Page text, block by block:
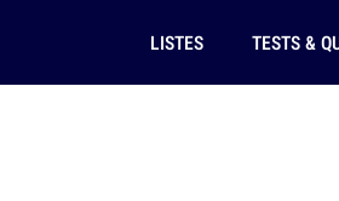
LISTES TESTS &